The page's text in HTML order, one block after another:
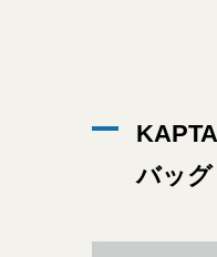
バッグ